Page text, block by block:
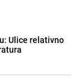
Ulice relativno